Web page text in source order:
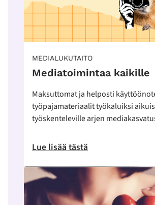
MEDIALUKUTAITO
Mediatoimintaa kaikille
Maksuttomat ja helposti
työpajamateriaalit työkaluiksi
työskenteleville arjen
Lue lisää tästä